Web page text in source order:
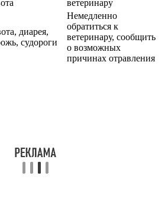
ветеринару
диарея,
судороги
Немедленно
обратиться к
ветеринару, сообщить
о возможных
причинах отравления